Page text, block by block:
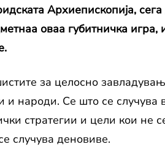
Архиепископија,
оваа губитничка игра,
за целосно
и народи. Се што се
стратегии и цели кои не
случува деновиве.